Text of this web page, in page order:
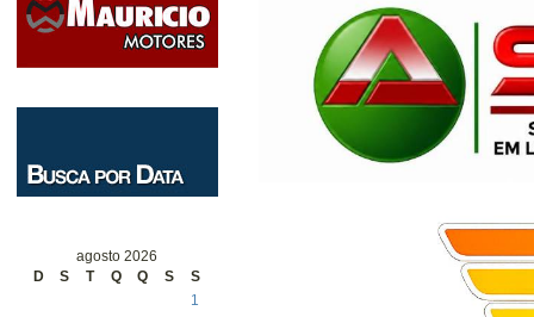
agosto 2026
D
S T Q Q S S
1